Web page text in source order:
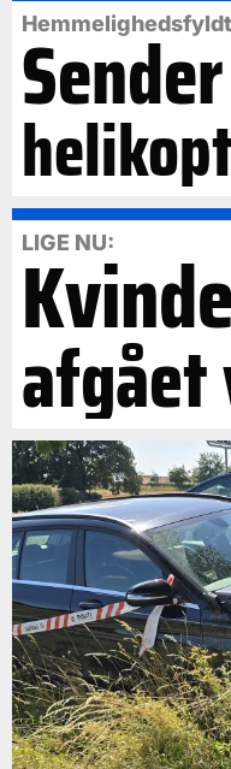
LIGE NU:
afgået